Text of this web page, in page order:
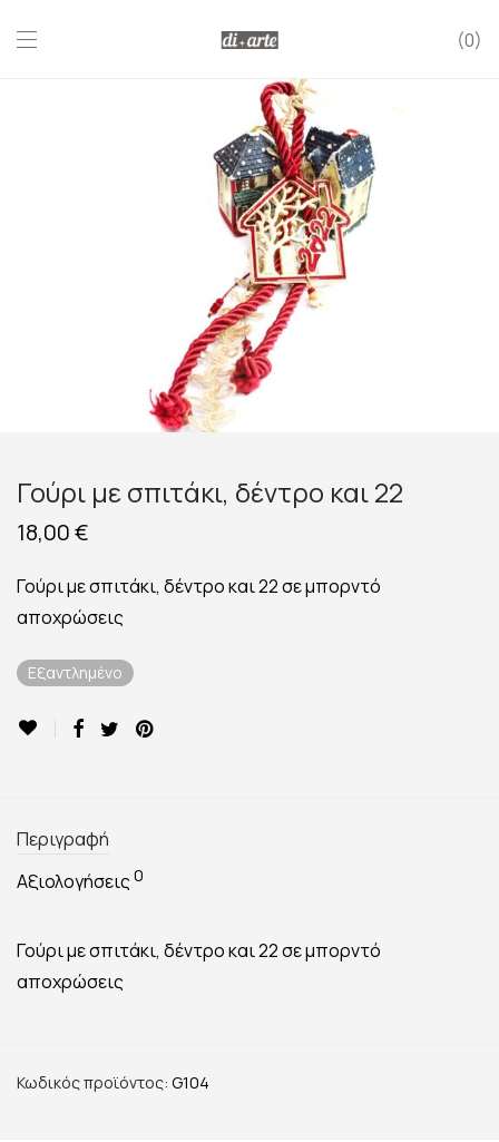
0
Γούρι με σπιτάκι, δέντρο και 22
18,00€
Γούρι με σπιτάκι, δέντρο και 22 σε μπορντό
αποχρώσεις
Εξαντλημένο
Περιγραφή
Αξιολογήσεις 0
Γούρι με σπιτάκι, δέντρο και 22 σε μπορντό
αποχρώσεις
Κωδικός προϊόντος: G104